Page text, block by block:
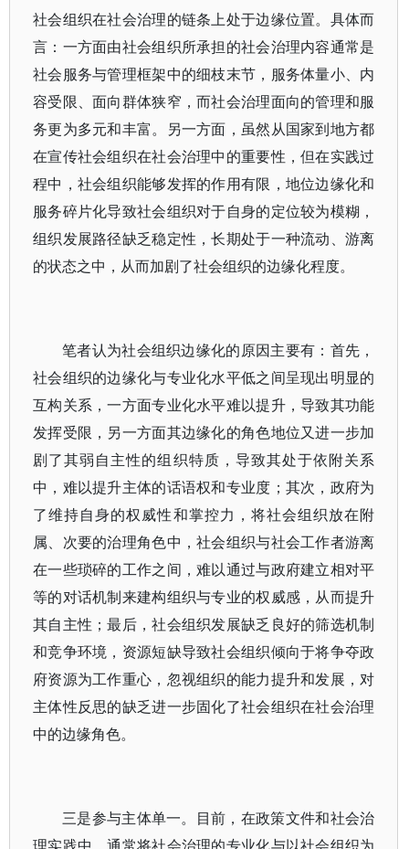
社会组织在社会治理的链条上处于边缘位置。具体而
言：一方面由社会组织所承担的社会治理内容通常是
社会服务与管理框架中的细枝末节，服务体量小、内
容受限、面向群体狭窄，而社会治理面向的管理和服
务更为多元和丰富。另一方面，虽然从国家到地方都
在宣传社会组织在社会治理中的重要性，但在实践过
程中，社会组织能够发挥的作用有限，地位边缘化和
服务碎片化导致社会组织对于自身的定位较为模糊，
组织发展路径缺乏稳定性，长期处于一种流动、游离
的状态之中，从而加剧了社会组织的边缘化程度。
笔者认为社会组织边缘化的原因主要有：首先，
社会组织的边缘化与专业化水平低之间呈现出明显的
互构关系，一方面专业化水平难以提升，导致其功能
发挥受限，另一方面其边缘化的角色地位又进一步加
剧了其弱自主性的组织特质，导致其处于依附关系
中，难以提升主体的话语权和专业度；其次，政府为
了维持自身的权威性和掌控力，将社会组织放在附
属、次要的治理角色中，社会组织与社会工作者游离
在一些琐碎的工作之间，难以通过与政府建立相对平
等的对话机制来建构组织与专业的权威感，从而提升
其自主性；最后，社会组织发展缺乏良好的筛选机制
和竞争环境，资源短缺导致社会组织倾向于将争夺政
府资源为工作重心，忽视组织的能力提升和发展，对
主体性反思的缺乏进一步固化了社会组织在社会治理
中的边缘角色。
三是参与主体单一。目前，在政策文件和社会治